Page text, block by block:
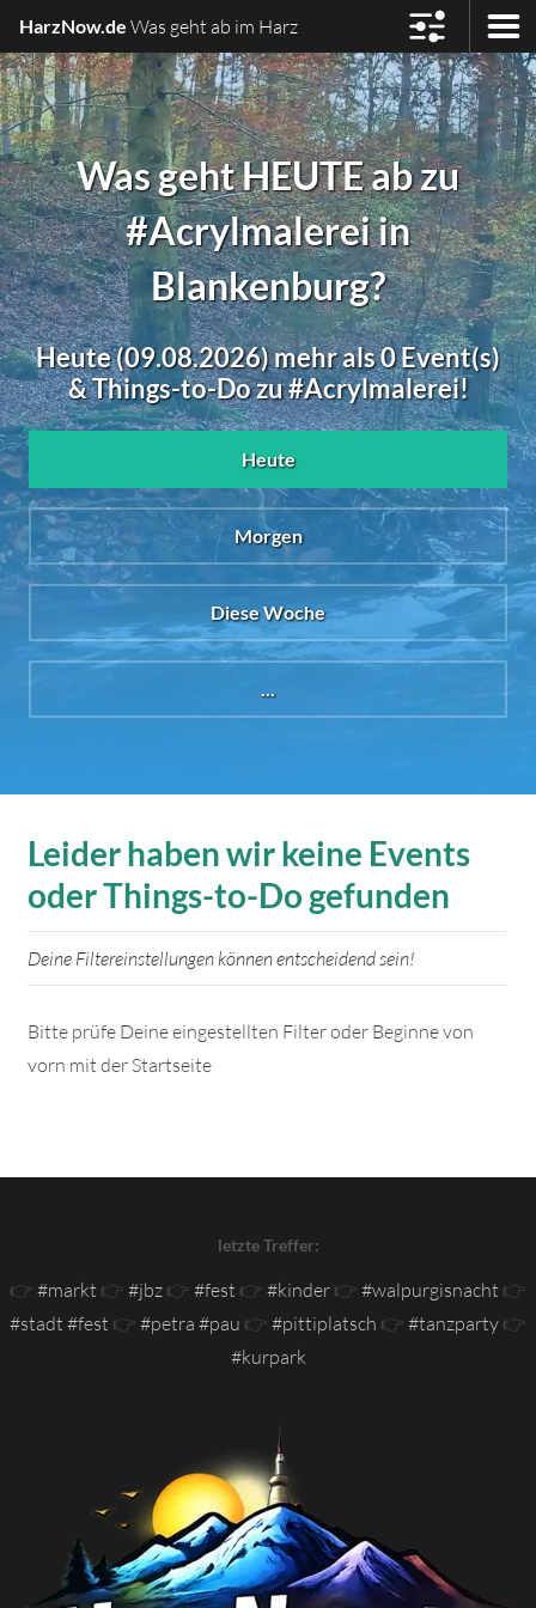
HarzNow.de Was geht ab im Harz
Was geht HEUTE ab zu
#Acrylmalerei in
Blankenburg?
Heute (09.08.2026) mehr als 0 Event(s)
& Things-to-Do zu #Acrylmalerei!
Heute
Morgen
Diese Woche
Leider haben wir keine Events
oder Things-to-Do gefunden
Deine Filtereinstellungen können entscheidend sein!
Bitte prüfe Deine eingestellten Filter oder Beginne von
vorn mit der Startseite
letzte Treffer:
👉 #markt 👉 #jbz 👉 #fest 👉 #kinder 👉 #walpurgisnacht 👉
#stadt #fest 👉 #petra #pau 👉 #pittiplatsch 👉 #tanzparty 👉
#kurpark